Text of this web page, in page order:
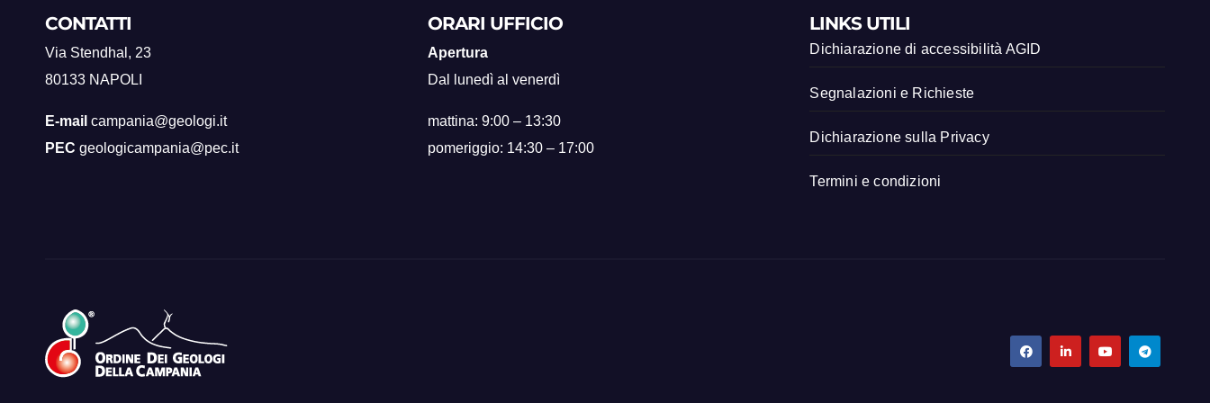
CONTATTI
Via Stendhal, 23
80133 NAPOLI
E-mail campania@geologi.it
PEC geologicampania@pec.it
ORARI UFFICIO
Apertura
Dal lunedì al venerdì
mattina: 9:00 – 13:30
pomeriggio: 14:30 – 17:00
LINKS UTILI
Dichiarazione di accessibilità AGID
Segnalazioni e Richieste
Dichiarazione sulla Privacy
Termini e condizioni